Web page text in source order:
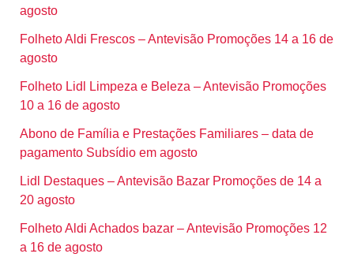
agosto
Folheto Aldi Frescos – Antevisão Promoções 14 a 16 de
agosto
Folheto Lidl Limpeza e Beleza – Antevisão Promoções
10 a 16 de agosto
Abono de Família e Prestações Familiares – data de
pagamento Subsídio em agosto
Lidl Destaques – Antevisão Bazar Promoções de 14 a
20 agosto
Folheto Aldi Achados bazar – Antevisão Promoções 12
a 16 de agosto